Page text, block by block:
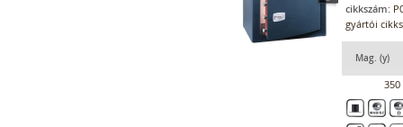
cikkszám:
gyártói
Mag. (y)
350